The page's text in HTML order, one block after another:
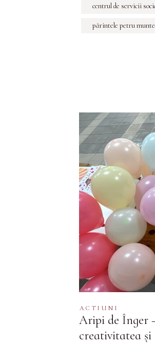
centrul de servicii
părintele petru
ACTIUNI
Aripi de Înger
creativitatea